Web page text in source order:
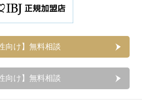
向け】無料相談
向け】無料相談